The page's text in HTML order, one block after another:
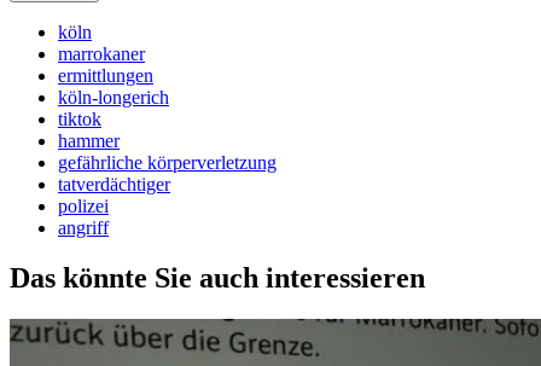
köln
marrokaner
ermittlungen
köln-longerich
tiktok
hammer
gefährliche körperverletzung
tatverdächtiger
polizei
angriff
Das könnte Sie auch interessieren